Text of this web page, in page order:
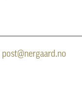
post@nergaard.no